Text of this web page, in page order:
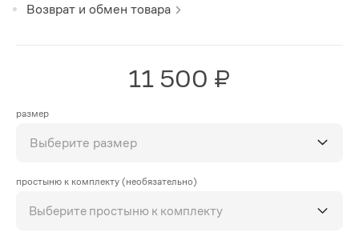
Возврат и обмен товара
11 500 ₽
размер
Выберите размер
простыню к комплекту (необязательно)
Выберите простыню к комплекту